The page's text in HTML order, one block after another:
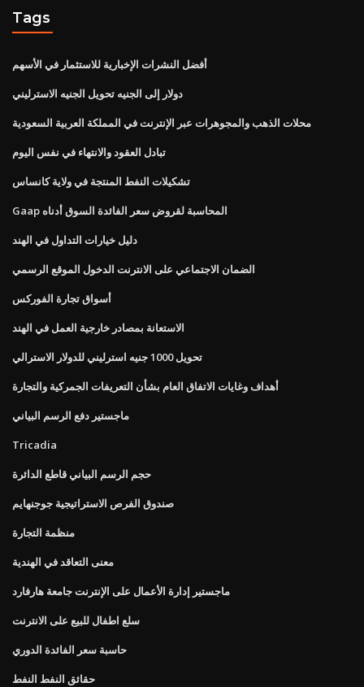
Tags
أفضل النشرات الإخبارية للاستثمار في الأسهم
دولار إلى الجنيه تحويل الجنيه الاسترليني
محلات الذهب والمجوهرات عبر الإنترنت في المملكة العربية السعودية
تبادل العقود والانتهاء في نفس اليوم
تشكيلات النفط المنتجة في ولاية كانساس
Gaap المحاسبة لقروض سعر الفائدة السوق أدناه
دليل خيارات التداول في الهند
الضمان الاجتماعي على الانترنت الدخول الموقع الرسمي
أسواق تجارة الفوركس
الاستعانة بمصادر خارجية العمل في الهند
تحويل 1000 جنيه استرليني للدولار الاسترالي
أهداف وغايات الاتفاق العام بشأن التعريفات الجمركية والتجارة
ماجستير دفع الرسم البياني
Tricadia
حجم الرسم البياني قاطع الدائرة
صندوق الفرص الاستراتيجية جوجنهايم
منظمة التجارة
معنى التعاقد في الهندية
ماجستير إدارة الأعمال على الإنترنت جامعة هارفارد
سلع اطفال للبيع على الانترنت
حاسبة سعر الفائدة الدوري
حقائق النفط النفط